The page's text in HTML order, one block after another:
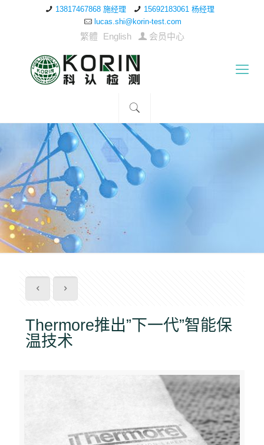
13817467868 施经理
15692183061 杨经理
lucas.shi@korin-test.com
繁體 English 会员中心
Thermore推出”下一代”智能保
温技术